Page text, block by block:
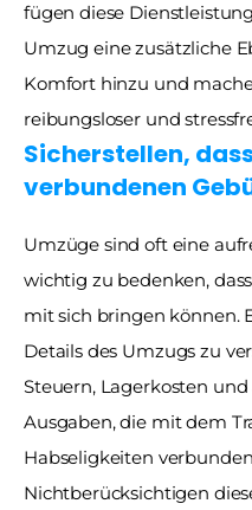
fügen diese
Umzug eine zusätzliche
Komfort hinzu und
reibungsloser und
Sicherstellen,
verbundenen
Umzüge sind oft eine
wichtig zu bedenken,
mit sich bringen können.
Details des Umzugs zu
Steuern, Lagerkosten
Ausgaben, die mit dem
Habseligkeiten
Nichtberücksichtigen